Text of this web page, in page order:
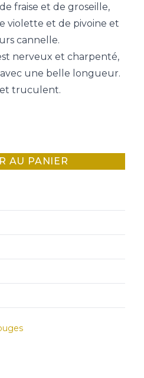
fraise et de groseille,
violette et de pivoine et
cannelle.
nerveux et charpenté,
une belle longueur.
et truculent.
AU PANIER